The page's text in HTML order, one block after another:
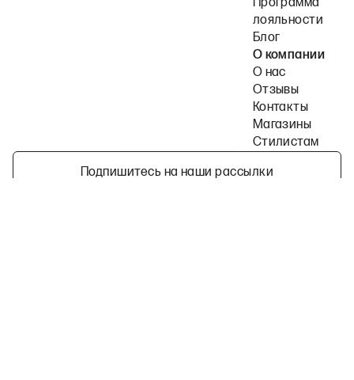
Программа
лояльности
Блог
О компании
О нас
Отзывы
Контакты
Магазины
Стилистам
Подпишитесь на наши рассылки